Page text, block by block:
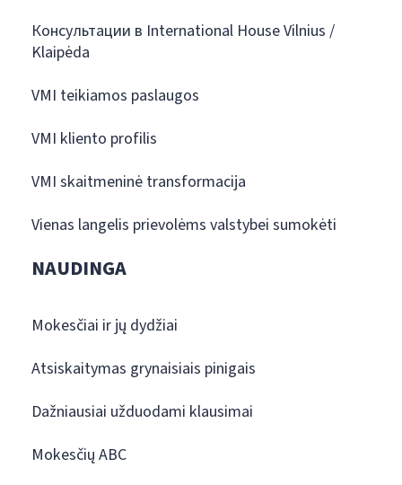
Консультации в International House Vilnius /
Klaipėda
VMI teikiamos paslaugos
VMI kliento profilis
VMI skaitmeninė transformacija
Vienas langelis prievolėms valstybei sumokėti
NAUDINGA
Mokesčiai ir jų dydžiai
Atsiskaitymas grynaisiais pinigais
Dažniausiai užduodami klausimai
Mokesčių ABC